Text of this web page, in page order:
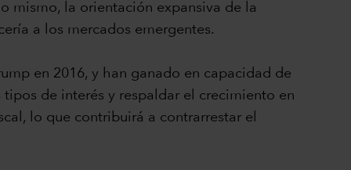
mismo, la orientación expansiva de la
a los mercados emergentes.
en 2016, y han ganado en capacidad de
de interés y respaldar el crecimiento en
lo que contribuirá a contrarrestar el